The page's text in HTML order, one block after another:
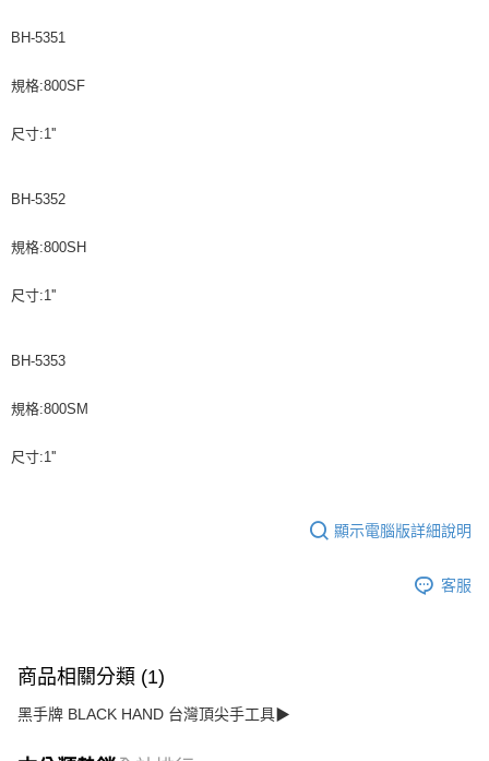
BH-5351
規格:800SF
尺寸:1''
BH-5352
規格:800SH
尺寸:1''
BH-5353
規格:800SM
尺寸:1''
顯示電腦版詳細說明
客服
商品相關分類 (1)
黑手牌 BLACK HAND 台灣頂尖手工具▶